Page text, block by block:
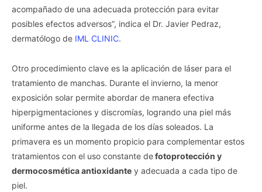
acompañado de una adecuada protección para evitar
posibles efectos adversos”, indica el Dr. Javier Pedraz,
dermatólogo de IML CLINIC.
Otro procedimiento clave es la aplicación de láser para el
tratamiento de manchas. Durante el invierno, la menor
exposición solar permite abordar de manera efectiva
hiperpigmentaciones y discromías, logrando una piel más
uniforme antes de la llegada de los días soleados. La
primavera es un momento propicio para complementar estos
tratamientos con el uso constante defotoprotección y
dermocosmética antioxidante y adecuada a cada tipo de
piel.